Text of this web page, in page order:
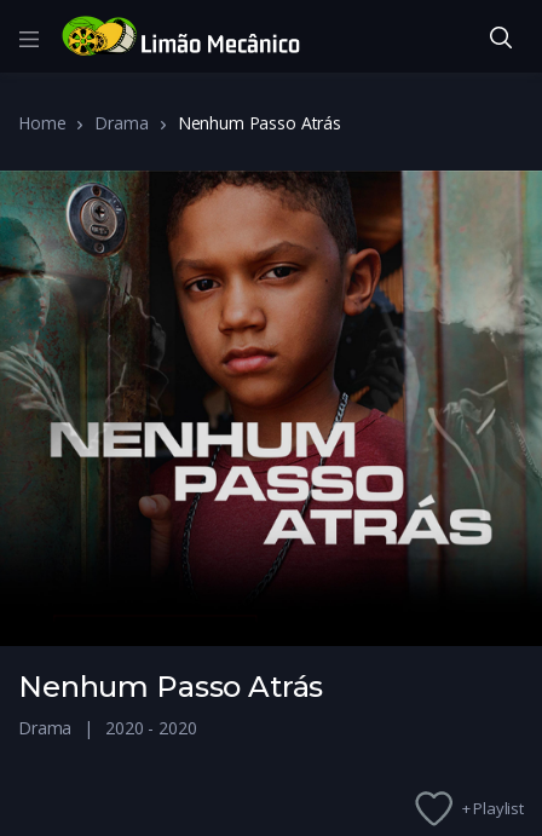
Home Drama Nenhum Passo Atrás
Nenhum Passo Atrás
Drama 2020 - 2020
+ Playlist